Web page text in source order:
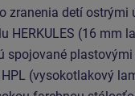
zranenia detí
HERKULES (16 mm
spojované
(vysokotlakový